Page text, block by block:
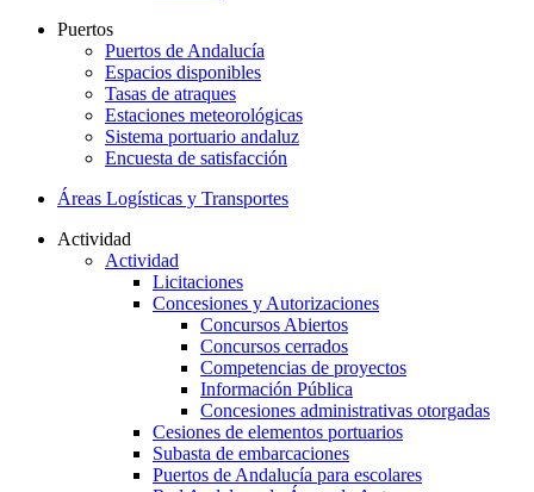
Puertos
Puertos de Andalucía
Espacios disponibles
Tasas de atraques
Estaciones meteorológicas
Sistema portuario andaluz
Encuesta de satisfacción
Áreas Logísticas y Transportes
Actividad
Actividad
Licitaciones
Concesiones y Autorizaciones
Concursos Abiertos
Concursos cerrados
Competencias de proyectos
Información Pública
Concesiones administrativas otorgadas
Cesiones de elementos portuarios
Subasta de embarcaciones
Puertos de Andalucía para escolares